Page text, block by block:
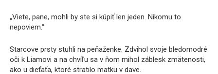
„Viete, pane, mohli by ste si kúpiť len jeden. Nikomu to
nepoviem.“
Starcove prsty stuhli na peňaženke. Zdvihol svoje bledomodré
oči k Liamovi a na chvíľu sa v ňom mihol záblesk zmätenosti,
ako u dieťaťa, ktoré stratilo matku v dave.